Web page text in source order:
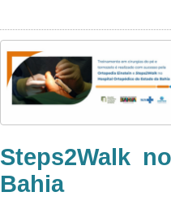
Steps2Walk
Bahia